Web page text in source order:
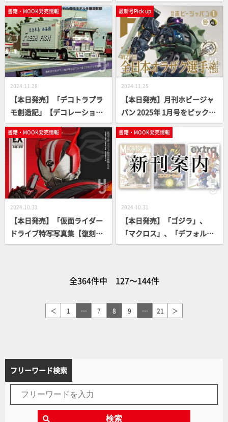
スアーカイブ 機動戦士ガンダ
ム ジオン脅威のメカニズム
編」【ガンプラ】
書籍・MOOK発売情報
2024.11.28
【本日発売】「デコトラプラ
モ創造記」【デコレーション
トラック】
最新号Pick up
2024.11.25
【本日発売】月刊ホビージャ
パン 2025年 1月号をピックア
ップ！
書籍・MOOK発売情報
2024.10.31
【本日発売】「仮面ライダー
ドライブ特写写真集【復刻
版】」【仮面ライダー】
書籍・MOOK発売情報
2024.10.31
【本日発売】「ゴジラ」、
「マクロス」、「デフォルメ
ロボット」書籍続々登場！
全364件中 127～144件
＜ 1 … 7 8 9 … 21 ＞
フリーワード検索
検索